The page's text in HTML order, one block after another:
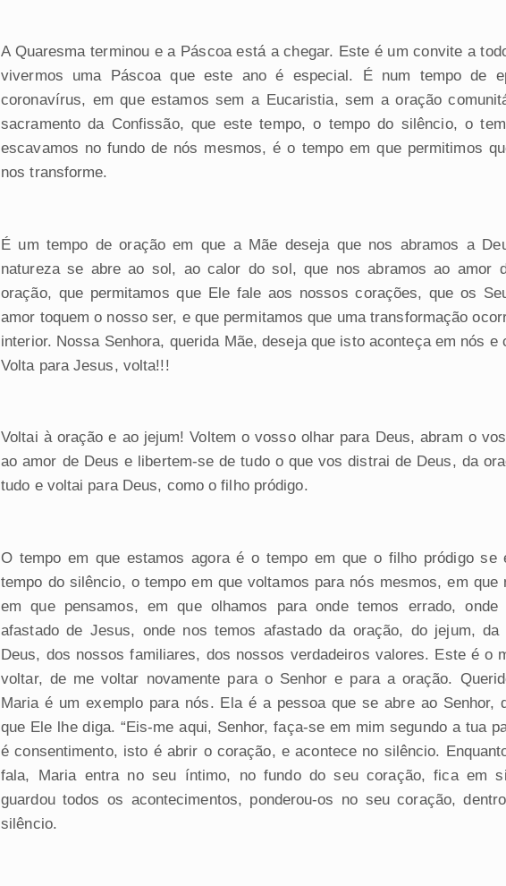
A Quaresma terminou e a Páscoa está a chegar. Este é um convite a
vivermos uma Páscoa que este ano é especial. É num tempo de
coronavírus, em que estamos sem a Eucaristia, sem a oração
sacramento da Confissão, que este tempo, o tempo do silêncio, o
escavamos no fundo de nós mesmos, é o tempo em que permitimos
nos transforme.
É um tempo de oração em que a Mãe deseja que nos abramos a
natureza se abre ao sol, ao calor do sol, que nos abramos ao amor
oração, que permitamos que Ele fale aos nossos corações, que os
amor toquem o nosso ser, e que permitamos que uma transformação
interior. Nossa Senhora, querida Mãe, deseja que isto aconteça em nós e
Volta para Jesus, volta!!!
Voltai à oração e ao jejum! Voltem o vosso olhar para Deus, abram o
ao amor de Deus e libertem-se de tudo o que vos distrai de Deus, da
tudo e voltai para Deus, como o filho pródigo.
O tempo em que estamos agora é o tempo em que o filho pródigo se
tempo do silêncio, o tempo em que voltamos para nós mesmos, em que
em que pensamos, em que olhamos para onde temos errado, onde
afastado de Jesus, onde nos temos afastado da oração, do jejum, da
Deus, dos nossos familiares, dos nossos verdadeiros valores. Este é o
voltar, de me voltar novamente para o Senhor e para a oração.
Maria é um exemplo para nós. Ela é a pessoa que se abre ao Senhor,
que Ele lhe diga. “Eis-me aqui, Senhor, faça-se em mim segundo a tua
é consentimento, isto é abrir o coração, e acontece no silêncio.
fala, Maria entra no seu íntimo, no fundo do seu coração, fica em
guardou todos os acontecimentos, ponderou-os no seu coração,
silêncio.